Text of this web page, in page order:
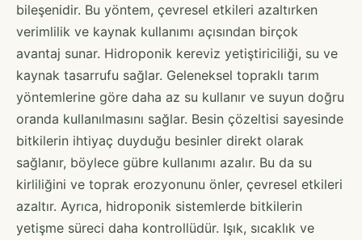
bileşenidir. Bu yöntem, çevresel etkileri azaltırken
verimlilik ve kaynak kullanımı açısından birçok
avantaj sunar. Hidroponik kereviz yetiştiriciliği, su ve
kaynak tasarrufu sağlar. Geleneksel topraklı tarım
yöntemlerine göre daha az su kullanır ve suyun doğru
oranda kullanılmasını sağlar. Besin çözeltisi sayesinde
bitkilerin ihtiyaç duyduğu besinler direkt olarak
sağlanır, böylece gübre kullanımı azalır. Bu da su
kirliliğini ve toprak erozyonunu önler, çevresel etkileri
azaltır. Ayrıca, hidroponik sistemlerde bitkilerin
yetişme süreci daha kontrollüdür. Işık, sıcaklık ve